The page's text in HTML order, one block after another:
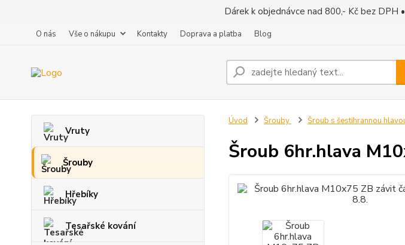
Dárek k objednávce nad 800,- Kč bez DPH
O nás Vše o nákupu Kontakty Doprava a platba Blog
Vruty
Šrouby
Hřebíky
Tesařské kování
Úvod Šrouby Šroub s šestihrannou
Šroub 6hr.hlava